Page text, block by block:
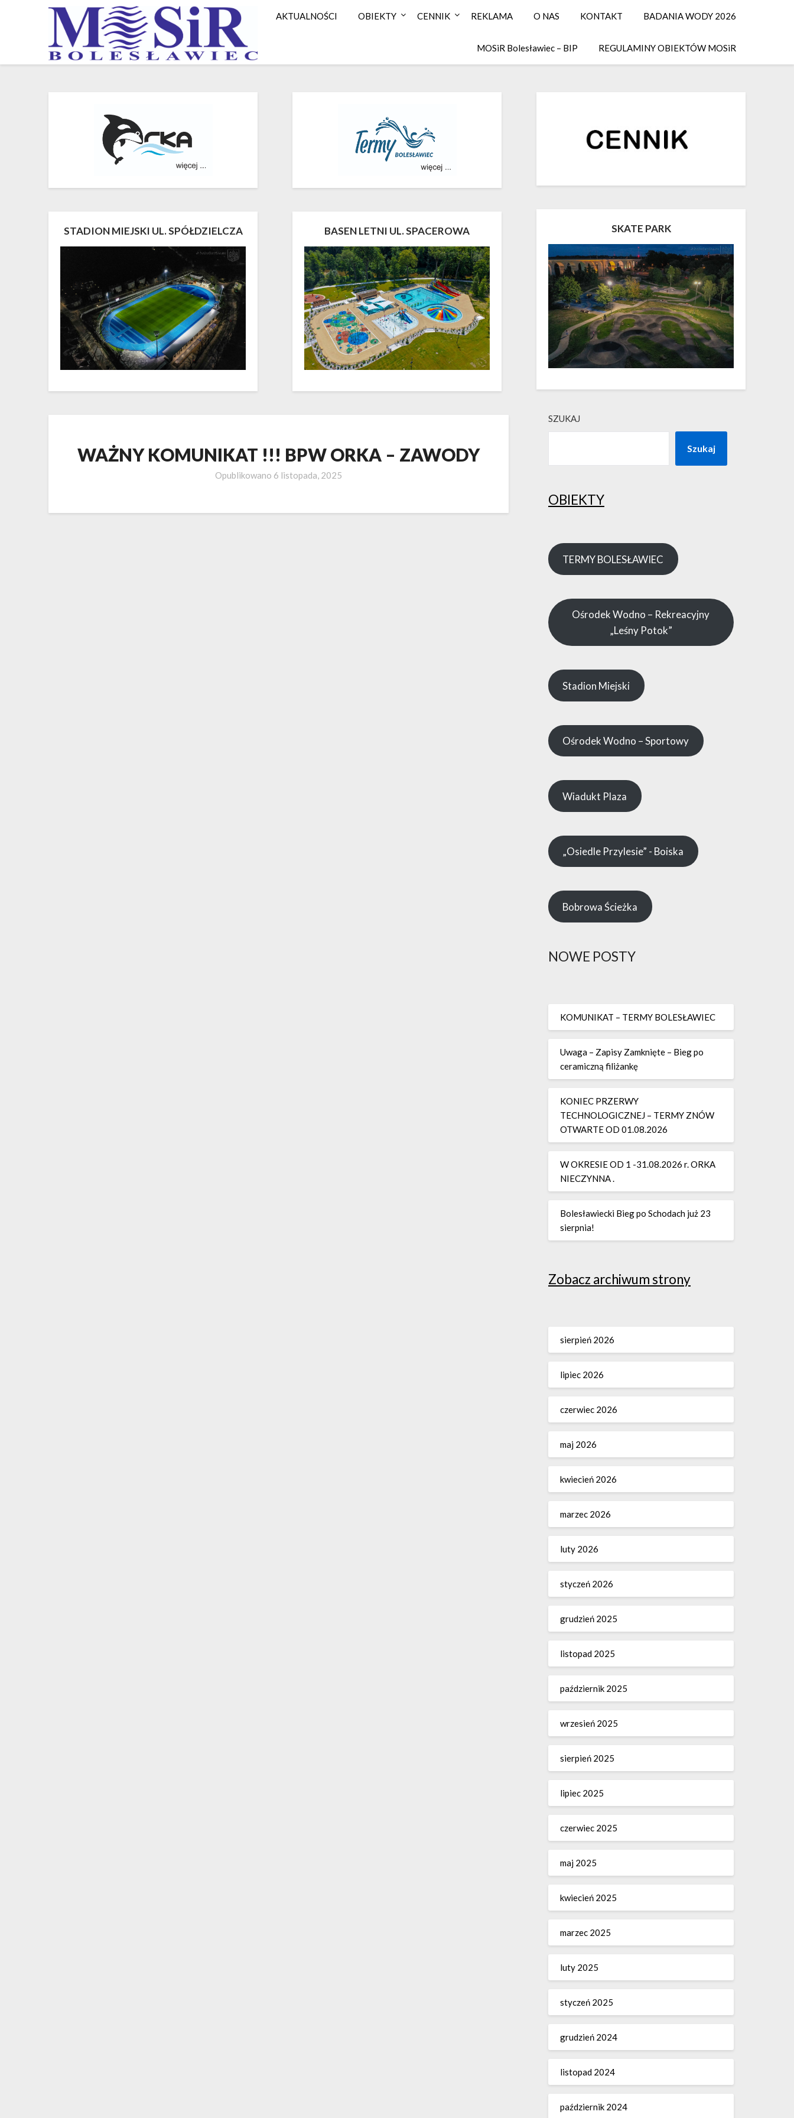
AKTUALNOŚCI OBIEKTY CENNIK REKLAMA O NAS KONTAKT BADANIA WODY 2026
MOSiR Bolesławiec – BIP REGULAMINY OBIEKTÓW MOSiR
STADION MIEJSKI UL. SPÓŁDZIELCZA BASEN LETNI UL. SPACEROWA SKATE PARK
WAŻNY KOMUNIKAT !!! BPW ORKA – ZAWODY
Opublikowano 6 listopada, 2025
SZUKAJ
Szukaj
OBIEKTY
TERMY BOLESŁAWIEC
Ośrodek Wodno – Rekreacyjny
„Leśny Potok”
Stadion Miejski
Ośrodek Wodno – Sportowy
Wiadukt Plaza
„Osiedle Przylesie” - Boiska
Bobrowa Ścieżka
NOWE POSTY
KOMUNIKAT – TERMY BOLESŁAWIEC
Uwaga – Zapisy Zamknięte – Bieg po
ceramiczną filiżankę
KONIEC PRZERWY
TECHNOLOGICZNEJ – TERMY ZNÓW
OTWARTE OD 01.08.2026
W OKRESIE OD 1 -31.08.2026 r. ORKA
NIECZYNNA .
Bolesławiecki Bieg po Schodach już 23
sierpnia!
Zobacz archiwum strony
sierpień 2026
lipiec 2026
czerwiec 2026
maj 2026
kwiecień 2026
marzec 2026
luty 2026
styczeń 2026
grudzień 2025
listopad 2025
październik 2025
wrzesień 2025
sierpień 2025
lipiec 2025
czerwiec 2025
maj 2025
kwiecień 2025
marzec 2025
luty 2025
styczeń 2025
grudzień 2024
listopad 2024
październik 2024